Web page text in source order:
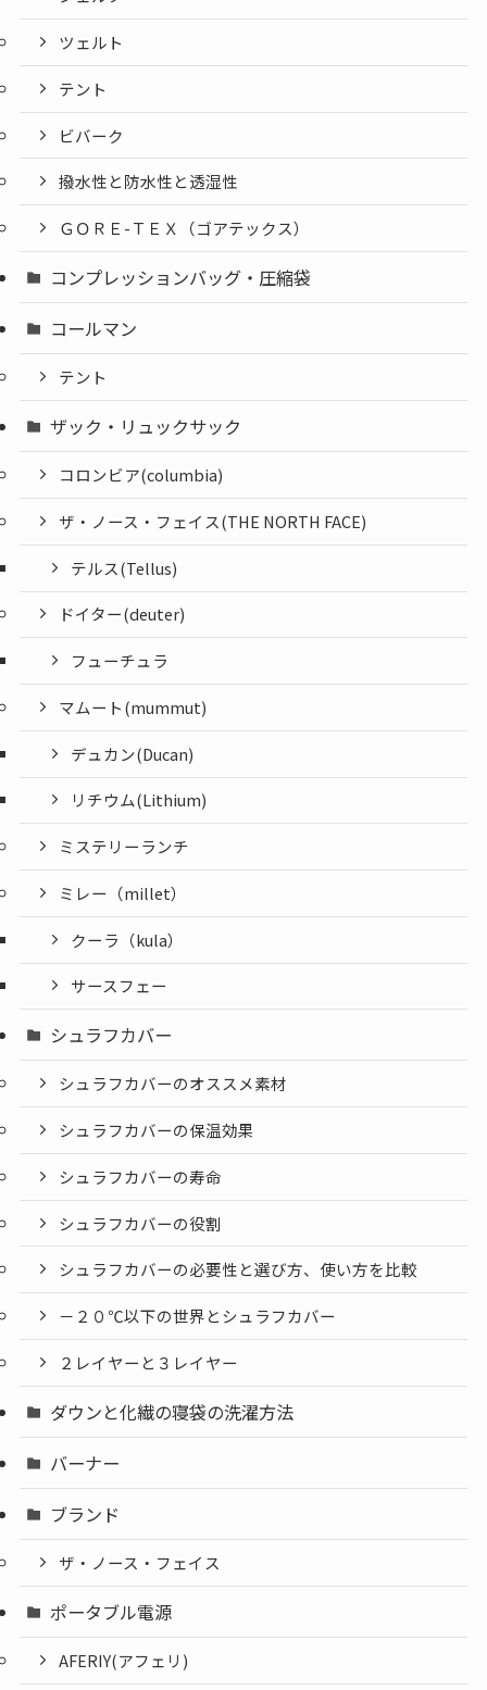
ツェルト
テント
ビバーク
撥水性と防水性と透湿性
ＧＯＲＥ-ＴＥＸ（ゴアテックス）
コンプレッションバッグ・圧縮袋
コールマン
テント
ザック・リュックサック
コロンビア(columbia)
ザ・ノース・フェイス(THE NORTH FACE)
テルス(Tellus)
ドイター(deuter)
フューチュラ
マムート(mummut)
デュカン(Ducan)
リチウム(Lithium)
ミステリーランチ
ミレー（millet）
クーラ（kula）
サースフェー
シュラフカバー
シュラフカバーのオススメ素材
シュラフカバーの保温効果
シュラフカバーの寿命
シュラフカバーの役割
シュラフカバーの必要性と選び方、使い方を比較
－２０℃以下の世界とシュラフカバー
２レイヤーと３レイヤー
ダウンと化繊の寝袋の洗濯方法
バーナー
ブランド
ザ・ノース・フェイス
ポータブル電源
AFERIY(アフェリ)